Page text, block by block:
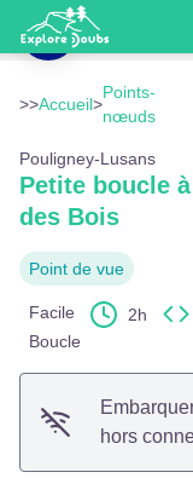
Petite boucle à la
>>Accueil>
Points-
nœuds
Pouligney-Lusans
Petite boucle
des Bois
Point de vue
Facile 2h
Boucle
hors